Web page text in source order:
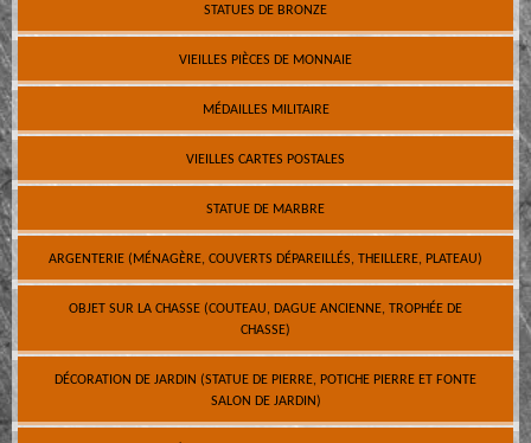
STATUES DE BRONZE
VIEILLES PIÈCES DE MONNAIE
MÉDAILLES MILITAIRE
VIEILLES CARTES POSTALES
STATUE DE MARBRE
ARGENTERIE (MÉNAGÈRE, COUVERTS DÉPAREILLÉS, THEILLERE, PLATEAU)
OBJET SUR LA CHASSE (COUTEAU, DAGUE ANCIENNE, TROPHÉE DE
CHASSE)
DÉCORATION DE JARDIN (STATUE DE PIERRE, POTICHE PIERRE ET FONTE
SALON DE JARDIN)